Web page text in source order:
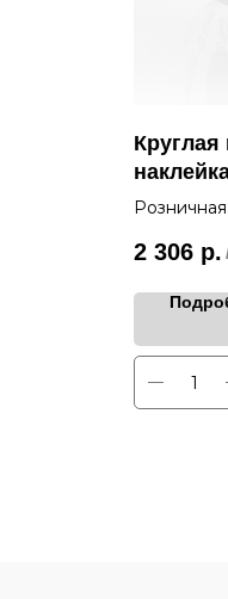
шт.)
2 306 р.